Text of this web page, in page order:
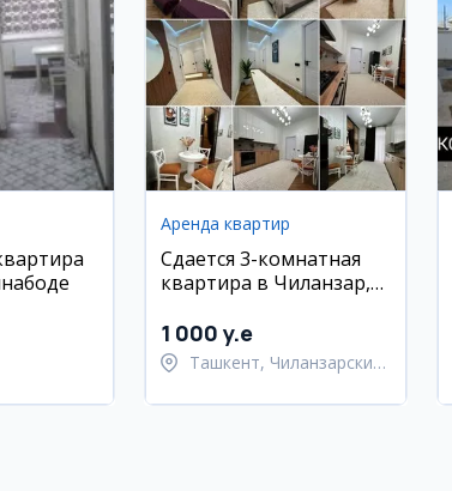
Аренда квартир
Сдается 3-комнатная
квартира в Чиланзар,
новостройка
1 000 y.e
Ташкент, Чиланзарский